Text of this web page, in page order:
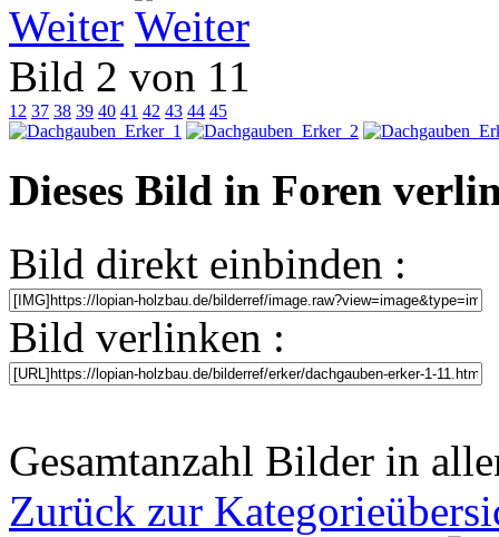
Weiter
Bild 2 von 11
12 37 38 39 40 41 42 43 44 45
Dieses Bild in Foren
Bild direkt einbinden :
Bild verlinken :
Gesamtanzahl Bilder in
Zurück zur